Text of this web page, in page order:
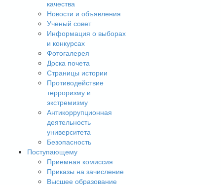
качества
Новости и объявления
Ученый совет
Информация о выборах
и конкурсах
Фотогалерея
Доска почета
Страницы истории
Противодействие
терроризму и
экстремизму
Антикоррупционная
деятельность
университета
Безопасность
Поступающему
Приемная комиссия
Приказы на зачисление
Высшее образование